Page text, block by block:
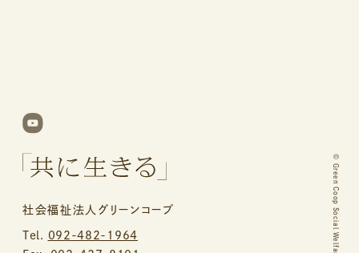
社会福祉法人グリーンコープ
Tel. 092-482-1964
©